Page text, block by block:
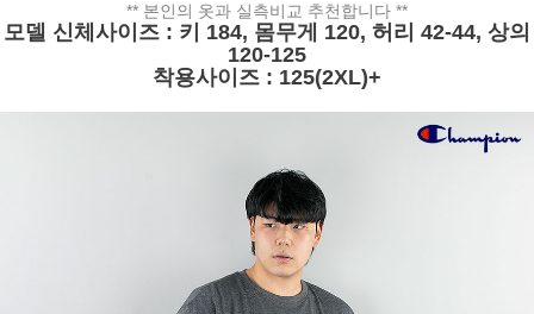
** 본인의 옷과 실측비교 추천합니다 **
모델 신체사이즈 : 키 184, 몸무게 120, 허리 42-44, 상의
120-125
착용사이즈 : 125(2XL)+